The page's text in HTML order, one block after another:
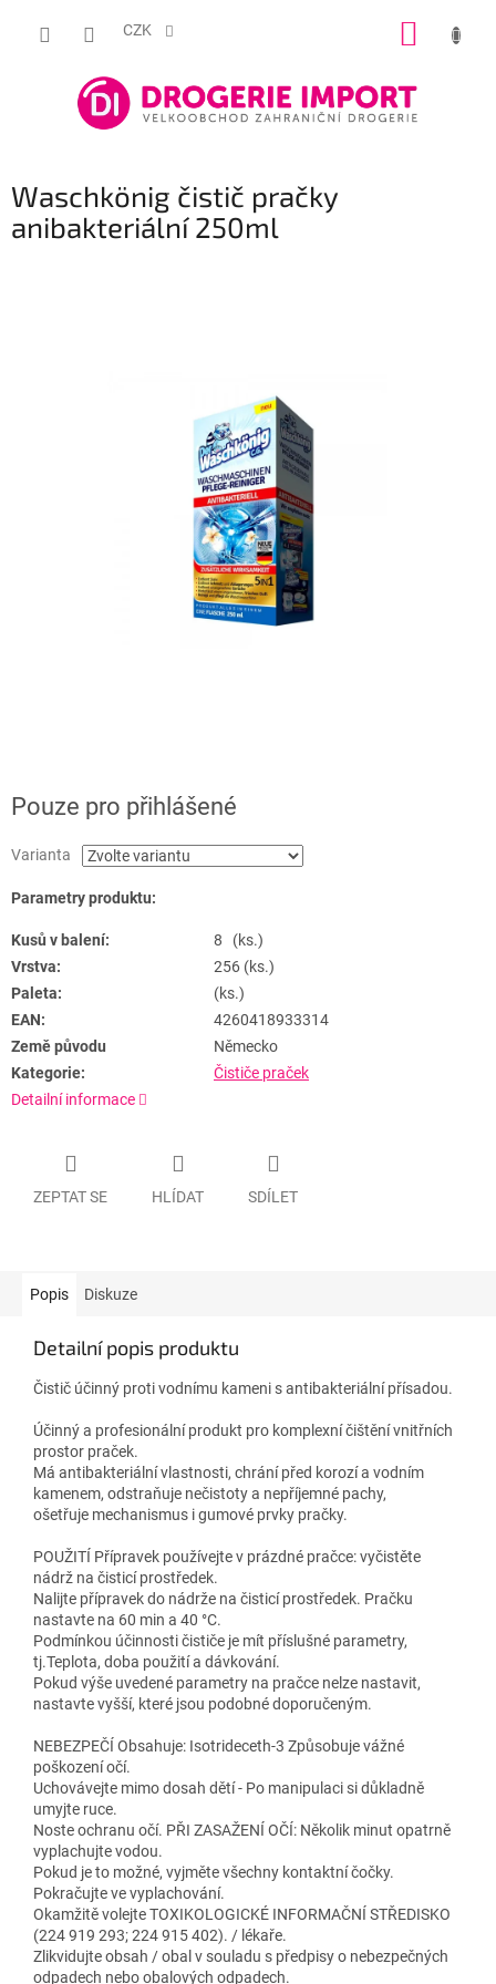
CZK
Waschkönig čistič pračky
anibakteriální 250ml
Pouze pro přihlášené
Varianta
Parametry produktu:
Kusů v balení:
8 (ks.)
Vrstva:
256 (ks.)
Paleta:
(ks.)
EAN:
4260418933314
Země původu
Německo
Kategorie:
Čističe praček
Detailní informace
ZEPTAT SE HLÍDAT SDÍLET
Popis Diskuze
Detailní popis produktu
Čistič účinný proti vodnímu kameni s antibakteriální přísadou.
Účinný a profesionální produkt pro komplexní čištění vnitřních
prostor praček.
Má antibakteriální vlastnosti, chrání před korozí a vodním
kamenem, odstraňuje nečistoty a nepříjemné pachy,
ošetřuje mechanismus i gumové prvky pračky.
POUŽITÍ Přípravek používejte v prázdné pračce: vyčistěte
nádrž na čisticí prostředek.
Nalijte přípravek do nádrže na čisticí prostředek. Pračku
nastavte na 60 min a 40 °C.
Podmínkou účinnosti čističe je mít příslušné parametry,
tj.Teplota, doba použití a dávkování.
Pokud výše uvedené parametry na pračce nelze nastavit,
nastavte vyšší, které jsou podobné doporučeným.
NEBEZPEČÍ Obsahuje: Isotrideceth-3 Způsobuje vážné
poškození očí.
Uchovávejte mimo dosah dětí - Po manipulaci si důkladně
umyjte ruce.
Noste ochranu očí. PŘI ZASAŽENÍ OČÍ: Několik minut opatrně
vyplachujte vodou.
Pokud je to možné, vyjměte všechny kontaktní čočky.
Pokračujte ve vyplachování.
Okamžitě volejte TOXIKOLOGICKÉ INFORMAČNÍ STŘEDISKO
(224 919 293; 224 915 402). / lékaře.
Zlikvidujte obsah / obal v souladu s předpisy o nebezpečných
odpadech nebo obalových odpadech.